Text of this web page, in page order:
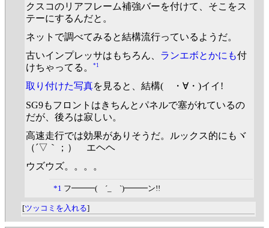
クスコのリアフレーム補強バーを付けて、そこをス
テーにするんだと。
ネットで調べてみると結構流行っているようだ。
古いインプレッサはもちろん、 ランエボとかにも付
けちゃってる。
*1
取り付けた写真を見ると、結構( ・∀・)イイ!
SG9もフロントはきちんとパネルで塞がれているの
だが、後ろは寂しい。
高速走行では効果がありそうだ。ルックス的にもヾ
（´▽｀；）ゝエヘヘ
ウズウズ。。。。
*1 フ━━━( ´_ゝ`)━━━ン!!
[ツッコミを入れる]